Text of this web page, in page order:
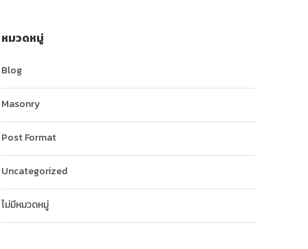
หมวดหมู่
Blog
Masonry
Post Format
Uncategorized
ไม่มีหมวดหมู่